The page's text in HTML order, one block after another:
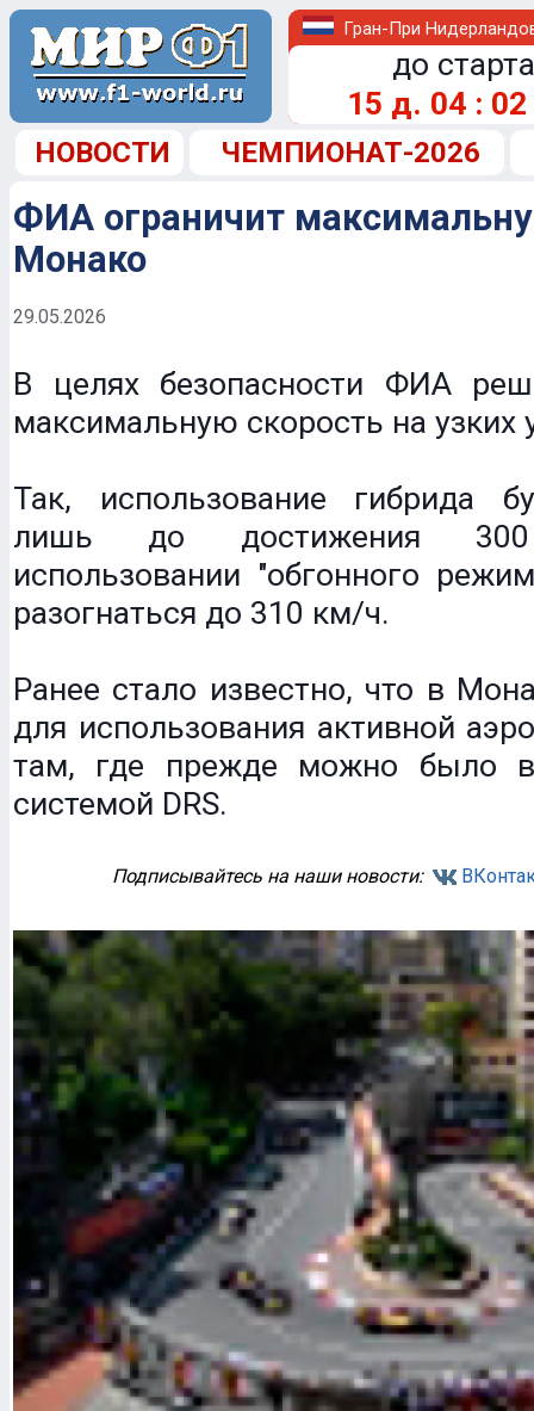
Гран-При
до
15 д. 04 : 02
НОВОСТИ ЧЕМПИОНАТ-2026
ФИА ограничит
Монако
29.05.2026
В целях безопасности ФИА
максимальную скорость на узких
Так, использование гибрида
лишь до достижения
использовании "обгонного
разогнаться до 310 км/ч.
Ранее стало известно, что в
для использования активной
там, где прежде можно было
системой DRS.
Подписывайтесь на наши новости: